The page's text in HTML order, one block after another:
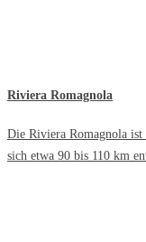
Riviera Romagnola
Die Riviera Romagnola
sich etwa 90 bis 110 km